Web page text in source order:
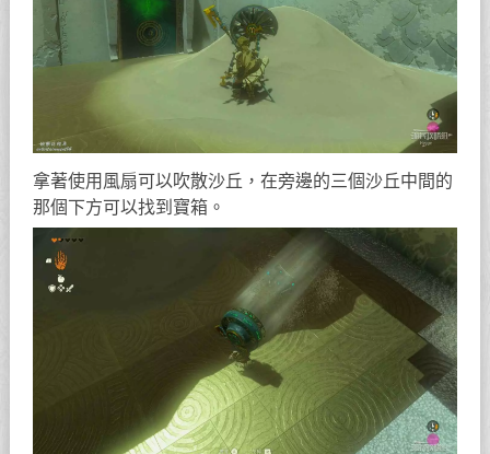
拿著使用風扇可以吹散沙丘，在旁邊的三個沙丘中間的
那個下方可以找到寶箱。